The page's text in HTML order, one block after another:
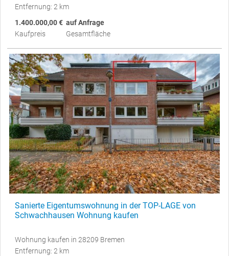
Entfernung: 2 km
1.400.000,00 €
Kaufpreis
auf Anfrage
Gesamtfläche
Sanierte Eigentumswohnung in der TOP-LAGE von
Schwachhausen Wohnung kaufen
Wohnung kaufen in 28209 Bremen
Entfernung: 2 km